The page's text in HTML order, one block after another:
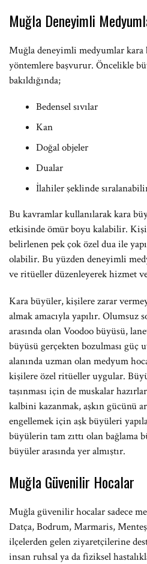
Muğla Deneyimli
Muğla deneyimli medyumlar kara
yöntemlere başvurur. Öncelikle
bakıldığında;
Bedensel sıvılar
Kan
Doğal objeler
Dualar
İlahiler şeklinde
Bu kavramlar kullanılarak kara
etkisinde ömür boyu kalabilir.
belirlenen pek çok özel dua ile
olabilir. Bu yüzden deneyimli
ve ritüeller düzenleyerek hizmet
Kara büyüler, kişilere zarar
almak amacıyla yapılır. Olumsuz
arasında olan Voodoo büyüsü,
büyüsü gerçekten bozulması güç
alanında uzman olan medyum
kişilere özel ritüeller uygular.
taşınması için de muskalar
kalbini kazanmak, aşkın gücünü
engellemek için aşk büyüleri
büyülerin tam zıttı olan bağlama
büyüler arasında yer almıştır.
Muğla Güvenilir Hocalar
Muğla güvenilir hocalar sadece
Datça, Bodrum, Marmaris,
ilçelerden gelen ziyaretçilerine
insan ruhsal ya da fiziksel